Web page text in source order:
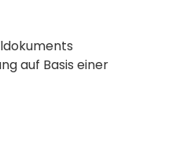
auf Basis einer